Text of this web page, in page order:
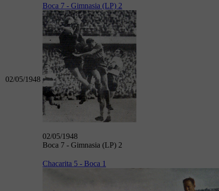
02/05/1948
Boca 7 - Gimnasia (LP) 2
02/05/1948
Boca 7 - Gimnasia (LP) 2
Chacarita 5 - Boca 1